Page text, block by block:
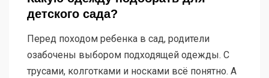
детского сада?
Перед походом ребенка в сад, родители
озабочены выбором подходящей одежды. С
трусами, колготками и носками всё понятно. А